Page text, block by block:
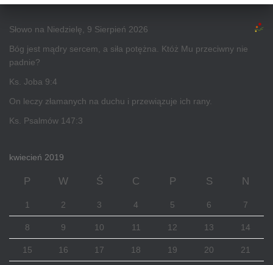
Słowo na Niedzielę, 9 Sierpień 2026
Bóg jest mądry sercem, a siła potężna. Któż Mu przeciwny nie
padnie?
Ks. Joba 9:4
On leczy złamanych na duchu i przewiązuje ich rany.
Ks. Psalmów 147:3
kwiecień 2019
P W Ś C P S N
1 2 3 4 5 6 7
8 9 10 11 12 13 14
15 16 17 18 19 20 21